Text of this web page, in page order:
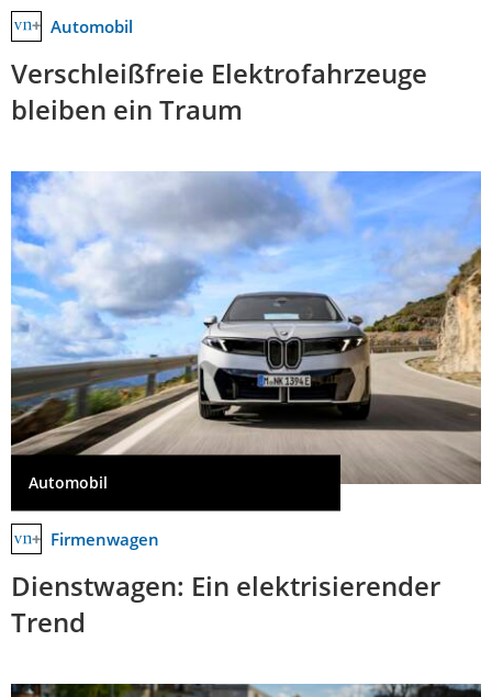
Automobil
Verschleißfreie Elektrofahrzeuge
bleiben ein Traum
Automobil
Firmenwagen
Dienstwagen: Ein elektrisierender
Trend